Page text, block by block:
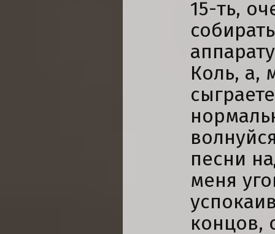
15-ть,
Коль, а,
песни
меня
концов,